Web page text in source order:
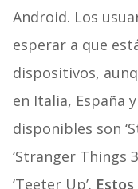
Android. Los
esperar a que
dispositivos,
en Italia, España
disponibles son
‘Stranger Things
‘Teeter Up’.